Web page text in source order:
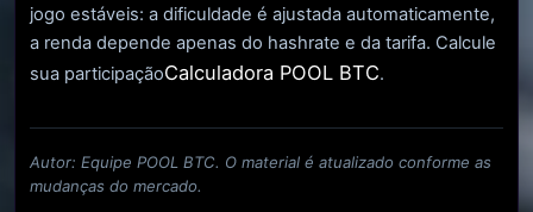
jogo estáveis: a dificuldade é ajustada automaticamente,
a renda depende apenas do hashrate e da tarifa. Calcule
sua participaçãoCalculadora POOL BTC.
Autor: Equipe POOL BTC. O material é atualizado conforme as
mudanças do mercado.